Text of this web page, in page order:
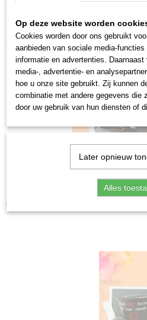
Ook interessant
€ 15,00
Op deze website worden
Cookies worden door ons gebruikt
aanbieden van sociale media-
informatie en advertenties.
media-, advertentie- en
hoe u onze site gebruikt. Zij kunnen
combinatie met andere gegevens die
door uw gebruik van hun diensten of
Later opnieuw
Alles